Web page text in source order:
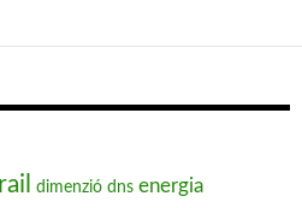
dimenzió dns energia